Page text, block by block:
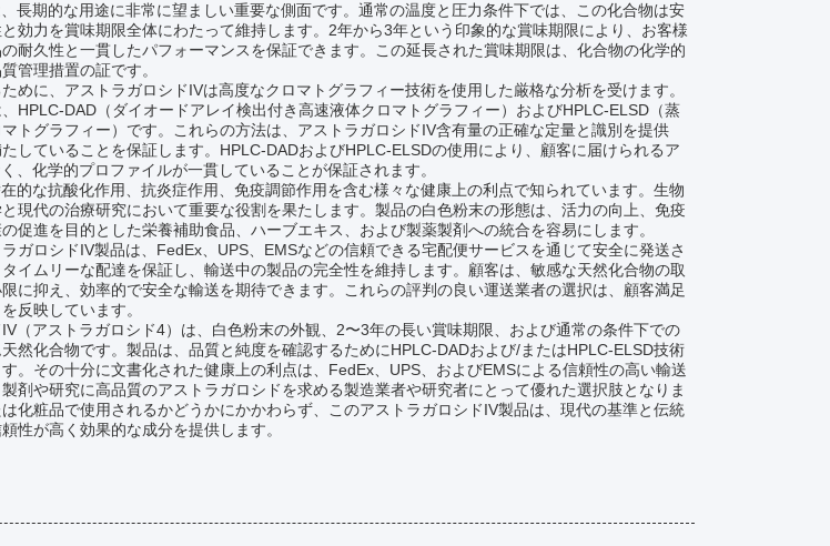
長期的な用途に非常に望ましい重要な側面です。通常の温度と圧力条件下では、この化合物は安
効力を賞味期限全体にわたって維持します。2年から3年という印象的な賞味期限により、お客様
耐久性と一貫したパフォーマンスを保証できます。この延長された賞味期限は、化合物の化学的
管理措置の証です。
めに、アストラガロシドIVは高度なクロマトグラフィー技術を使用した厳格な分析を受けます。
HPLC-DAD（ダイオードアレイ検出付き高速液体クロマトグラフィー）およびHPLC-ELSD（蒸
トグラフィー）です。これらの方法は、アストラガロシドIV含有量の正確な定量と識別を提供
していることを保証します。HPLC-DADおよびHPLC-ELSDの使用により、顧客に届けられるア
、化学的プロファイルが一貫していることが保証されます。
的な抗酸化作用、抗炎症作用、免疫調節作用を含む様々な健康上の利点で知られています。生物
現代の治療研究において重要な役割を果たします。製品の白色粉末の形態は、活力の向上、免疫
促進を目的とした栄養補助食品、ハーブエキス、および製薬製剤への統合を容易にします。
ガロシドIV製品は、FedEx、UPS、EMSなどの信頼できる宅配便サービスを通じて安全に発送さ
イムリーな配達を保証し、輸送中の製品の完全性を維持します。顧客は、敏感な天然化合物の取
に抑え、効率的で安全な輸送を期待できます。これらの評判の良い運送業者の選択は、顧客満足
反映しています。
（アストラガロシド4）は、白色粉末の外観、2〜3年の長い賞味期限、および通常の条件下での
然化合物です。製品は、品質と純度を確認するためにHPLC-DADおよび/またはHPLC-ELSD技術
。その十分に文書化された健康上の利点は、FedEx、UPS、およびEMSによる信頼性の高い輸送
剤や研究に高品質のアストラガロシドを求める製造業者や研究者にとって優れた選択肢となりま
化粧品で使用されるかどうかにかかわらず、このアストラガロシドIV製品は、現代の基準と伝統
性が高く効果的な成分を提供します。